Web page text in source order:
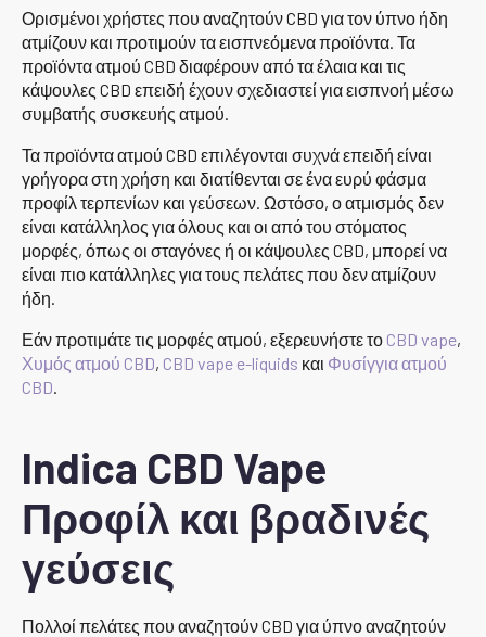
Ορισμένοι χρήστες που αναζητούν CBD για τον ύπνο ήδη
ατμίζουν και προτιμούν τα εισπνεόμενα προϊόντα. Τα
προϊόντα ατμού CBD διαφέρουν από τα έλαια και τις
κάψουλες CBD επειδή έχουν σχεδιαστεί για εισπνοή μέσω
συμβατής συσκευής ατμού.
Τα προϊόντα ατμού CBD επιλέγονται συχνά επειδή είναι
γρήγορα στη χρήση και διατίθενται σε ένα ευρύ φάσμα
προφίλ τερπενίων και γεύσεων. Ωστόσο, ο ατμισμός δεν
είναι κατάλληλος για όλους και οι από του στόματος
μορφές, όπως οι σταγόνες ή οι κάψουλες CBD, μπορεί να
είναι πιο κατάλληλες για τους πελάτες που δεν ατμίζουν
ήδη.
Εάν προτιμάτε τις μορφές ατμού, εξερευνήστε το CBD vape,
Χυμός ατμού CBD, CBD vape e-liquids και Φυσίγγια ατμού
CBD.
Indica CBD Vape
Προφίλ και βραδινές
γεύσεις
Πολλοί πελάτες που αναζητούν CBD για ύπνο αναζητούν